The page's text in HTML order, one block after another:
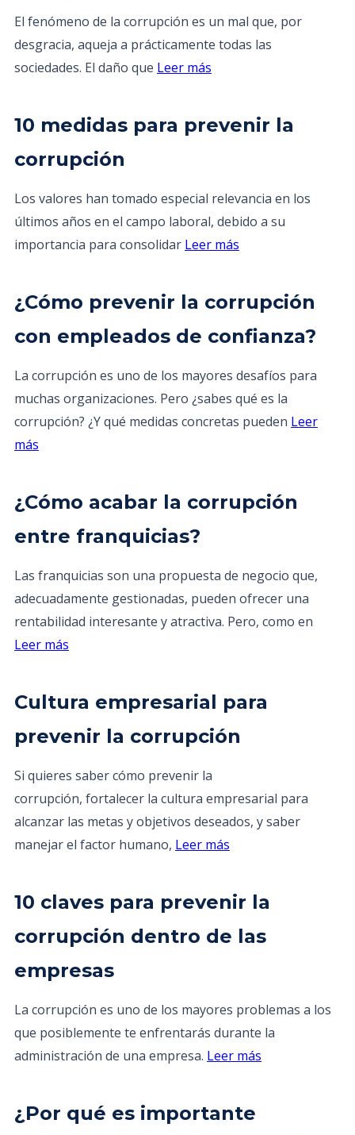
El fenómeno de la corrupción es un mal que, por
desgracia, aqueja a prácticamente todas las
sociedades. El daño que Leer más
10 medidas para prevenir la
corrupción
Los valores han tomado especial relevancia en los
últimos años en el campo laboral, debido a su
importancia para consolidar Leer más
¿Cómo prevenir la corrupción
con empleados de confianza?
La corrupción es uno de los mayores desafíos para
muchas organizaciones. Pero ¿sabes qué es la
corrupción? ¿Y qué medidas concretas pueden Leer
más
¿Cómo acabar la corrupción
entre franquicias?
Las franquicias son una propuesta de negocio que,
adecuadamente gestionadas, pueden ofrecer una
rentabilidad interesante y atractiva. Pero, como en
Leer más
Cultura empresarial para
prevenir la corrupción
Si quieres saber cómo prevenir la
corrupción, fortalecer la cultura empresarial para
alcanzar las metas y objetivos deseados, y saber
manejar el factor humano, Leer más
10 claves para prevenir la
corrupción dentro de las
empresas
La corrupción es uno de los mayores problemas a los
que posiblemente te enfrentarás durante la
administración de una empresa. Leer más
¿Por qué es importante